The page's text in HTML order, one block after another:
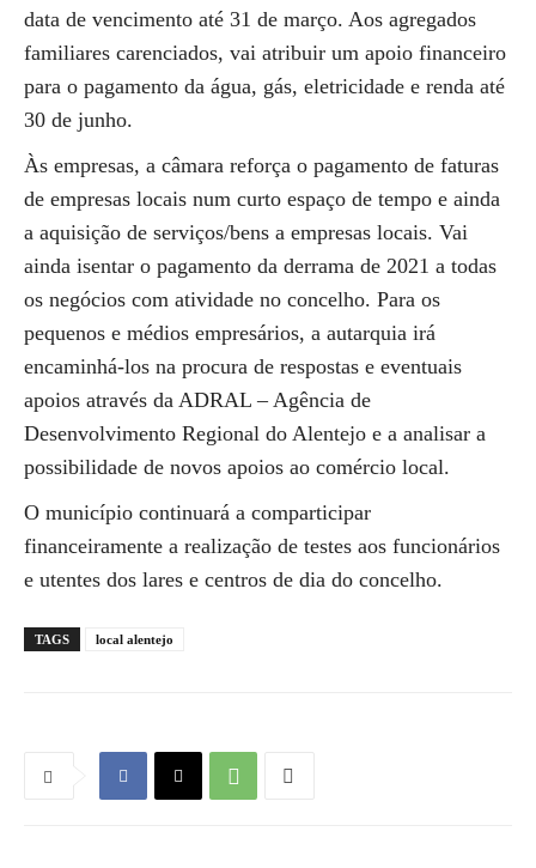
data de vencimento até 31 de março. Aos agregados
familiares carenciados, vai atribuir um apoio financeiro
para o pagamento da água, gás, eletricidade e renda até
30 de junho.
Às empresas, a câmara reforça o pagamento de faturas
de empresas locais num curto espaço de tempo e ainda
a aquisição de serviços/bens a empresas locais. Vai
ainda isentar o pagamento da derrama de 2021 a todas
os negócios com atividade no concelho. Para os
pequenos e médios empresários, a autarquia irá
encaminhá-los na procura de respostas e eventuais
apoios através da ADRAL – Agência de
Desenvolvimento Regional do Alentejo e a analisar a
possibilidade de novos apoios ao comércio local.
O município continuará a comparticipar
financeiramente a realização de testes aos funcionários
e utentes dos lares e centros de dia do concelho.
TAGS local alentejo